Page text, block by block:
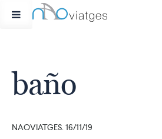
baño
NAOVIATGES. 16/11/19